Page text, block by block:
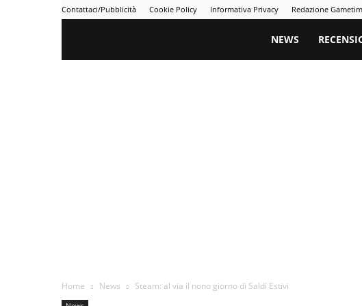
Contattaci/Pubblicità Cookie Policy Informativa Privacy Redazione
Gametimers
NEWS
Home News Steam: al via il nono giorno di Saldi Estivi